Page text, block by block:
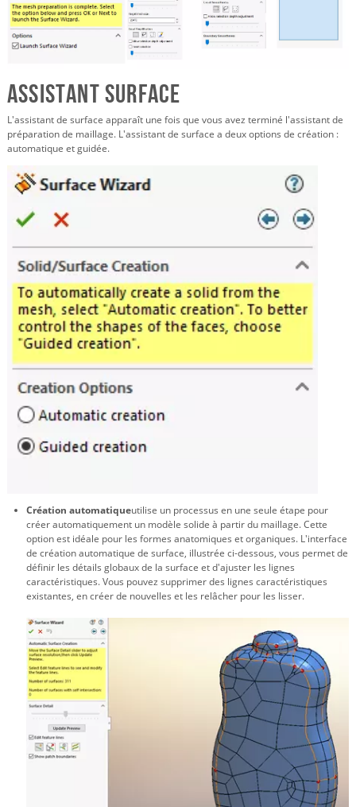
Assistant Surface
L'assistant de surface apparaît une fois que vous avez terminé l'assistant de
préparation de maillage. L'assistant de surface a deux options de création :
automatique et guidée.
Création automatiqueutilise un processus en une seule étape pour
créer automatiquement un modèle solide à partir du maillage. Cette
option est idéale pour les formes anatomiques et organiques. L'interface
de création automatique de surface, illustrée ci-dessous, vous permet de
définir les détails globaux de la surface et d'ajuster les lignes
caractéristiques. Vous pouvez supprimer des lignes caractéristiques
existantes, en créer de nouvelles et les relâcher pour les lisser.